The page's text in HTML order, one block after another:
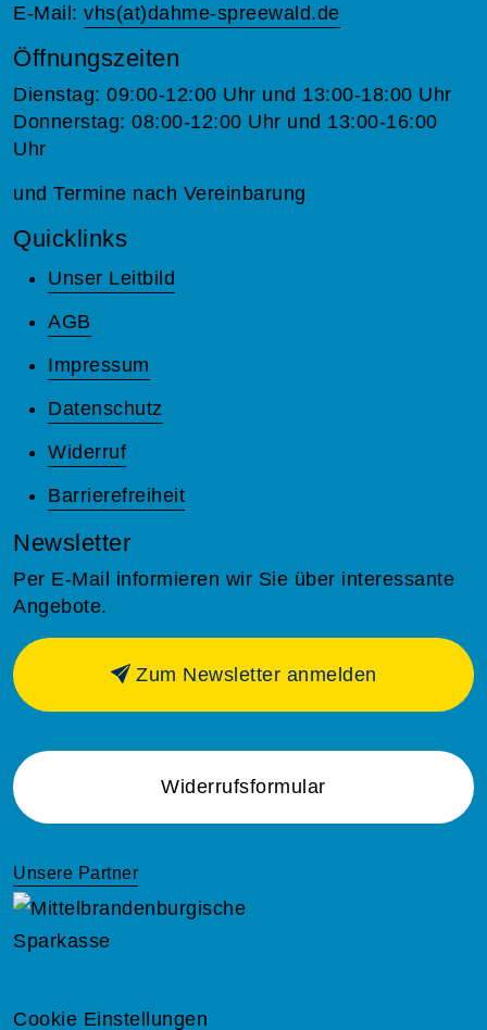
E-Mail: vhs(at)dahme-spreewald.de
Öffnungszeiten
Dienstag: 09:00-12:00 Uhr und 13:00-18:00 Uhr
Donnerstag: 08:00-12:00 Uhr und 13:00-16:00
Uhr
und Termine nach Vereinbarung
Quicklinks
Unser Leitbild
AGB
Impressum
Datenschutz
Widerruf
Barrierefreiheit
Newsletter
Per E-Mail informieren wir Sie über interessante
Angebote.
Zum Newsletter anmelden
Widerrufsformular
Unsere Partner
Cookie Einstellungen